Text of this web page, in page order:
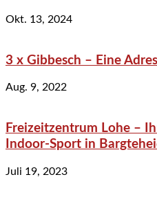
Okt. 13, 2024
3 x Gibbesch – Eine
Aug. 9, 2022
Freizeitzentrum Lohe –
Indoor-Sport in
Juli 19, 2023